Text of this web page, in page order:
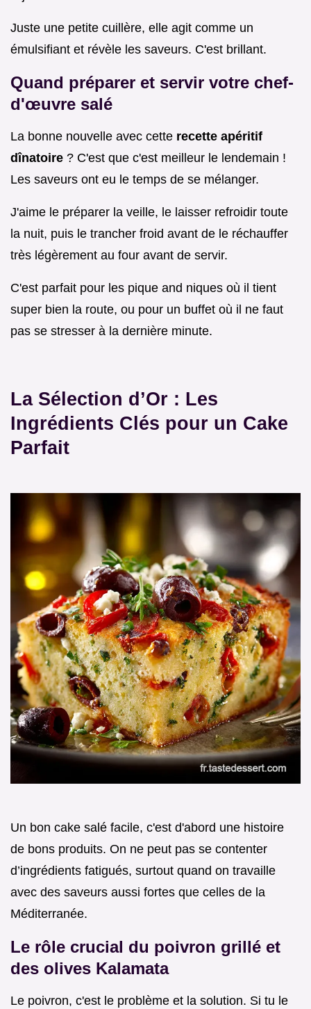
Juste une petite cuillère, elle agit comme un
émulsifiant et révèle les saveurs. C'est brillant.
Quand préparer et servir votre chef-
d'œuvre salé
La bonne nouvelle avec cette recette apéritif
dînatoire ? C'est que c'est meilleur le lendemain !
Les saveurs ont eu le temps de se mélanger.
J'aime le préparer la veille, le laisser refroidir toute
la nuit, puis le trancher froid avant de le réchauffer
très légèrement au four avant de servir.
C'est parfait pour les pique and niques où il tient
super bien la route, ou pour un buffet où il ne faut
pas se stresser à la dernière minute.
La Sélection d’Or : Les
Ingrédients Clés pour un Cake
Parfait
Un bon cake salé facile, c'est d'abord une histoire
de bons produits. On ne peut pas se contenter
d’ingrédients fatigués, surtout quand on travaille
avec des saveurs aussi fortes que celles de la
Méditerranée.
Le rôle crucial du poivron grillé et
des olives Kalamata
Le poivron, c'est le problème et la solution. Si tu le